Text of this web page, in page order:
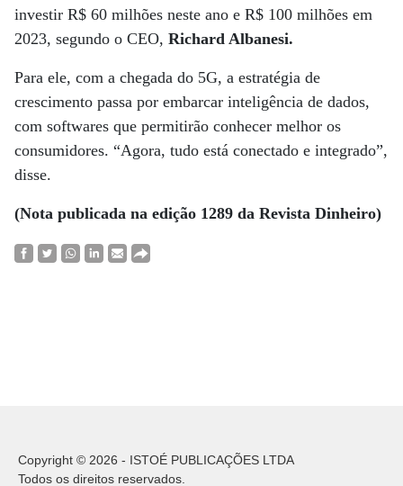
investir R$ 60 milhões neste ano e R$ 100 milhões em
2023, segundo o CEO, Richard Albanesi.
Para ele, com a chegada do 5G, a estratégia de
crescimento passa por embarcar inteligência de dados,
com softwares que permitirão conhecer melhor os
consumidores. “Agora, tudo está conectado e integrado”,
disse.
(Nota publicada na edição 1289 da Revista Dinheiro)
Copyright © 2026 - ISTOÉ PUBLICAÇÕES LTDA
Todos os direitos reservados.